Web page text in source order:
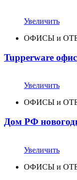
Увеличить
ОФИСЫ и
Tupperware офис
Увеличить
ОФИСЫ и
Дом РФ
Увеличить
ОФИСЫ и